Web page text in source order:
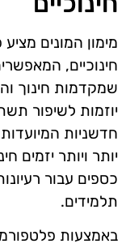
מימון המונים
חינוכיים,
שמקדמות חינוך
יוזמות לשיפור
חדשניות
יותר ויותר יזמים
כספים עבור
תלמידים.
באמצעות